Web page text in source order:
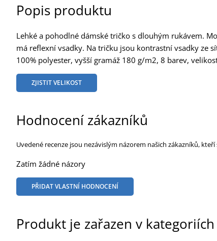
Popis produktu
Lehké a pohodlné dámské tričko s dlouhým rukávem.
má reflexní vsadky. Na tričku jsou kontrastní vsadky ze
100% polyester, vyšší gramáž 180 g/m2, 8 barev, velikost
ZJISTIT VELIKOST
Hodnocení zákazníků
Uvedené recenze jsou nezávislým názorem našich zákazníků,
Zatím žádné názory
PŘIDAT VLASTNÍ HODNOCENÍ
Produkt je zařazen v kategoriích